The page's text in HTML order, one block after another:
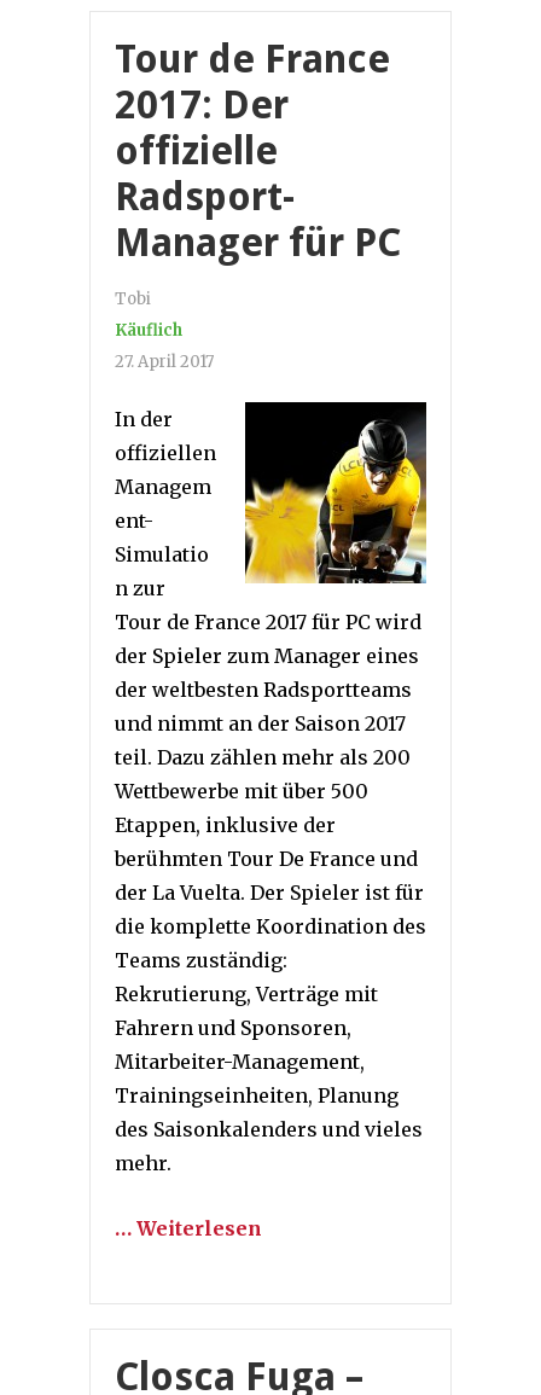
Tour de France
2017: Der
offizielle
Radsport-
Manager für PC
Tobi
Käuflich
27. April 2017
In der
offiziellen
Managem
ent-
Simulatio
n zur
Tour de France 2017 für PC wird
der Spieler zum Manager eines
der weltbesten Radsportteams
und nimmt an der Saison 2017
teil. Dazu zählen mehr als 200
Wettbewerbe mit über 500
Etappen, inklusive der
berühmten Tour De France und
der La Vuelta. Der Spieler ist für
die komplette Koordination des
Teams zuständig:
Rekrutierung, Verträge mit
Fahrern und Sponsoren,
Mitarbeiter-Management,
Trainingseinheiten, Planung
des Saisonkalenders und vieles
mehr.
… Weiterlesen
Closca Fuga –